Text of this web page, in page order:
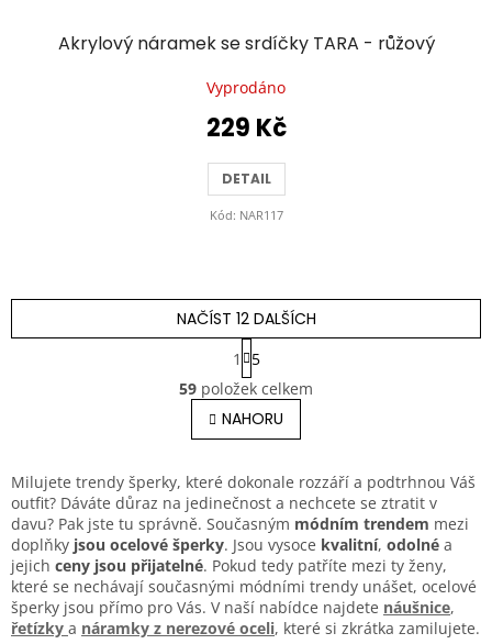
Akrylový náramek se srdíčky TARA - růžový
Vyprodáno
229 Kč
DETAIL
Kód: NAR117
O
v
l
á
a
c
í
p
r
v
k
y
NAČÍST 12 DALŠÍCH
S
t
r
á
n
k
v
á
n
í
1
5
59 položek celkem
NAHORU
Milujete trendy šperky, které dokonale rozzáří a podtrhnou Váš
outfit? Dáváte důraz na jedinečnost a nechcete se ztratit v
davu? Pak jste tu správně. Současným módním trendem mezi
doplňky jsou ocelové šperky. Jsou vysoce kvalitní, odolné a
jejich ceny jsou přijatelné. Pokud tedy patříte mezi ty ženy,
které se nechávají současnými módními trendy unášet, ocelové
šperky jsou přímo pro Vás. V naší nabídce najdete náušnice,
řetízky a náramky z nerezové oceli, které si zkrátka zamilujete.